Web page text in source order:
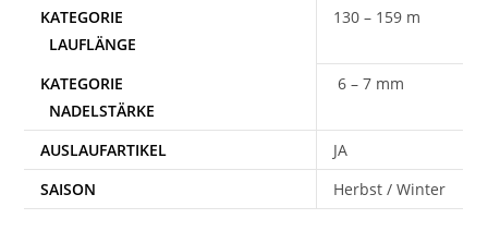
130 – 159 m
6 – 7 mm
AUSLAUFARTIKEL
JA
SAISON
Herbst / Winter